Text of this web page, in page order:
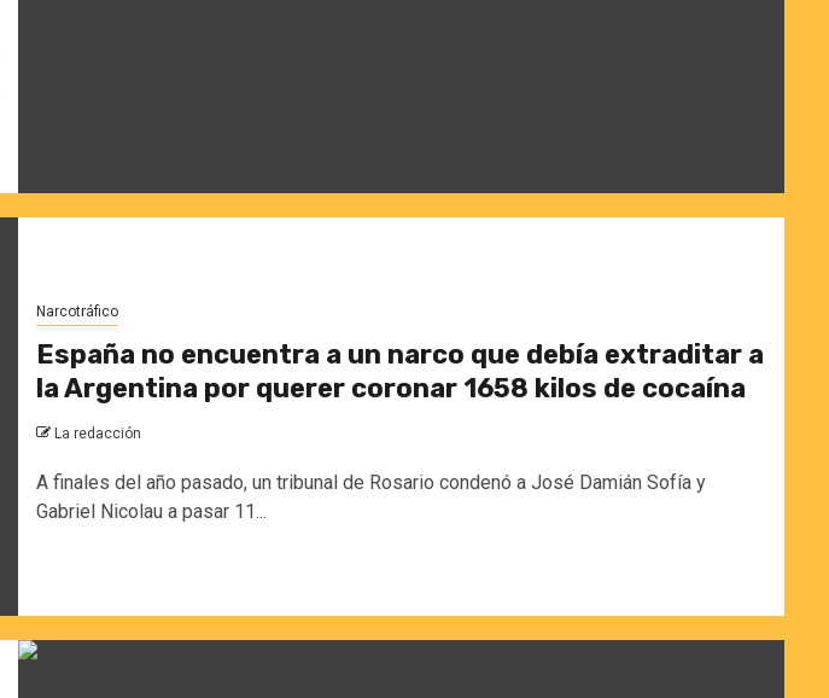
Narcotráfico
España no encuentra a un narco que debía extraditar a
la Argentina por querer coronar 1658 kilos de cocaína
La redacción
A finales del año pasado, un tribunal de Rosario condenó a José Damián Sofía y
Gabriel Nicolau a pasar 11...